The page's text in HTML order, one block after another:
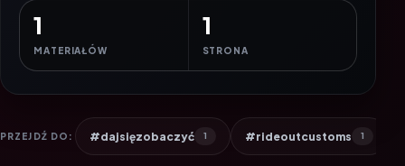
1
MATERIAŁÓW
1
STRONA
PRZEJDŹ DO: #dajsięzobaczyć 1 #rideoutcustoms 1